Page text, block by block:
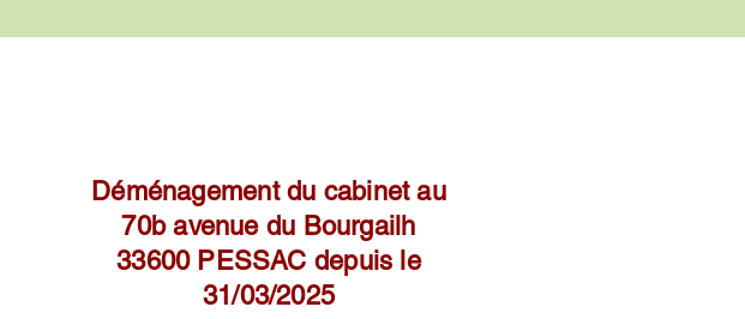
Déménagement du cabinet au
70b avenue du Bourgailh
33600 PESSAC depuis le
31/03/2025